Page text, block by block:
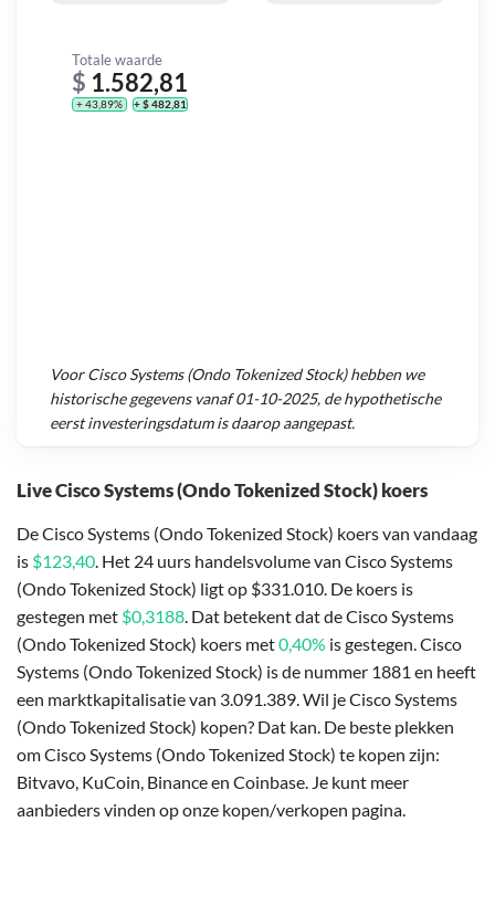
Live Cisco Systems (Ondo Tokenized Stock) koers
De Cisco Systems (Ondo Tokenized Stock) koers van vandaag
is $123,40. Het 24 uurs handelsvolume van Cisco Systems
(Ondo Tokenized Stock) ligt op $331.010. De koers is
gestegen met $0,3188. Dat betekent dat de Cisco Systems
(Ondo Tokenized Stock) koers met0,40% is gestegen. Cisco
Systems (Ondo Tokenized Stock) is de nummer 1881 en heeft
een marktkapitalisatie van 3.091.389. Wil je Cisco Systems
(Ondo Tokenized Stock) kopen? Dat kan. De beste plekken
om Cisco Systems (Ondo Tokenized Stock) te kopen zijn:
Bitvavo, KuCoin, Binance en Coinbase. Je kunt meer
aanbieders vinden op onze kopen/verkopen pagina.
Totale waarde
$ 1.582,81
+ 43,89% + $ 482,81
VoorCisco Systems (Ondo Tokenized Stock)hebben we
historische gegevens vanaf01-10-2025, de hypothetische
eerst investeringsdatum is daarop aangepast.